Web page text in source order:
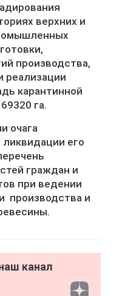
верхних и
производства,
реализации
карантинной
га.
очага
ликвидации его
граждан и
при ведении
производства и
канал